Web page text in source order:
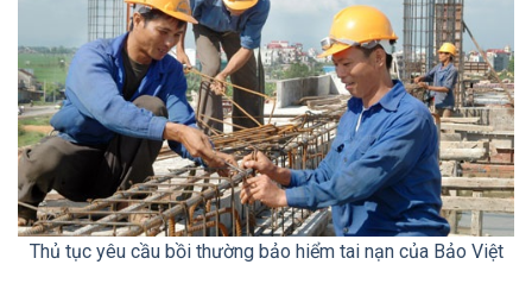
Thủ tục yêu cầu bồi thường bảo hiểm tai nạn của Bảo Việt